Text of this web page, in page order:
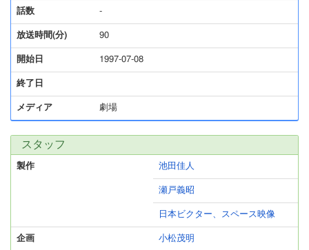
話数 -
放送時間(分) 90
開始日 1997-07-08
終了日
メディア 劇場
スタッフ
製作 池田佳人
瀬戸義昭
日本ビクター、スペース映像
企画 小松茂明